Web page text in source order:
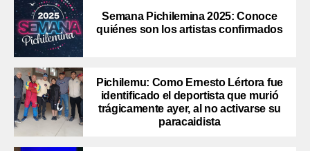
Semana Pichilemina 2025: Conoce
quiénes son los artistas confirmados
Pichilemu: Como Ernesto Lértora fue
identificado el deportista que murió
trágicamente ayer, al no activarse su
paracaidista